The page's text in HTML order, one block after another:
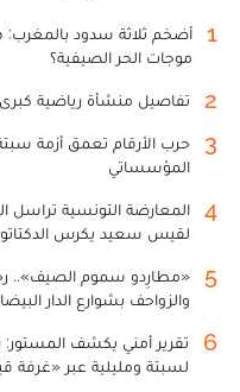
1
أضخم ثلاثة سدود
موجات الحر الصيفية؟
2 تفاصيل منشأة رياضية كبرى
3
حرب الأرقام تعمق أزمة
المؤسساتي
4
المعارضة التونسية تراسل
لقيس سعيد يكرس
5
«مطارِدو سموم الصيف»..
والزواحف بشوارع الدار
6
تقرير أمني يكشف المستور:
لسبتة ومليلية عبر «غرفة